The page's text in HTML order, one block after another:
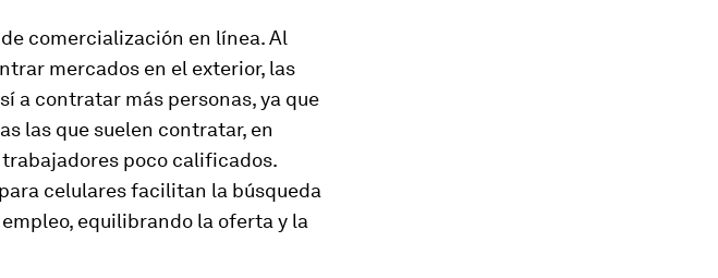
comercialización en línea. Al
mercados en el exterior, las
a contratar más personas, ya que
las que suelen contratar, en
poco calificados.
para celulares facilitan la búsqueda
equilibrando la oferta y la